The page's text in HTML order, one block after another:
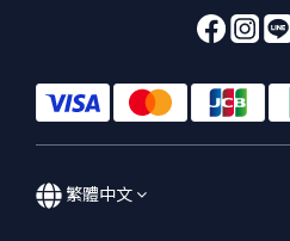
繁體中文